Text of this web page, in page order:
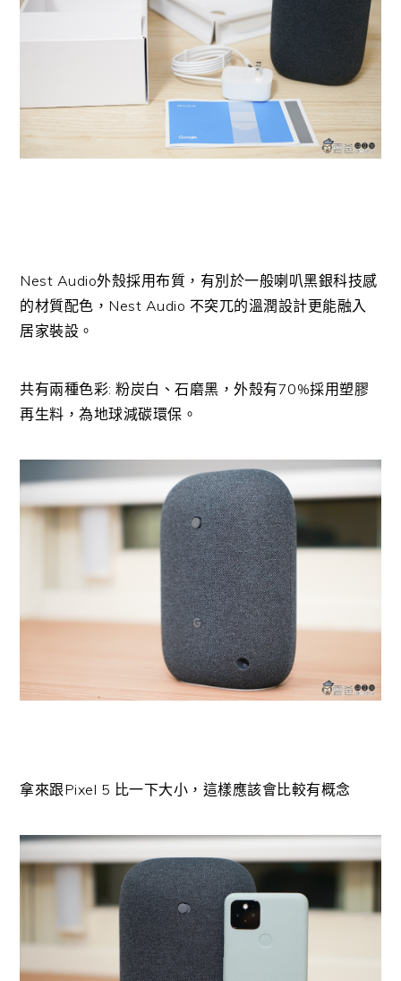
Nest Audio外殼採用布質，有別於一般喇叭黑銀科技感
的材質配色，Nest Audio 不突兀的溫潤設計更能融入
居家裝設。
共有兩種色彩: 粉炭白、石磨黑，外殼有70%採用塑膠
再生料，為地球減碳環保。
拿來跟Pixel 5 比一下大小，這樣應該會比較有概念